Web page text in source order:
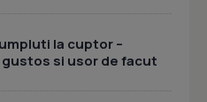
la cuptor –
si usor de facut